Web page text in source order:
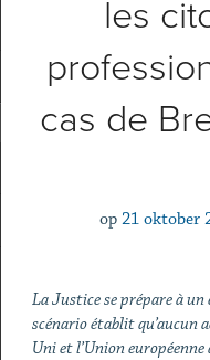
les
cas de
op 21 oktober
La Justice se prépare à
scénario établit qu’aucun
Uni et l’Union